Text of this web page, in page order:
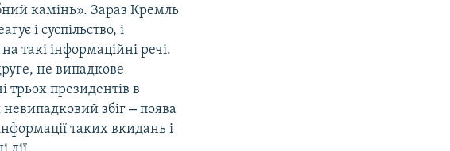
камінь». Зараз Кремль
і суспільство, і
такі інформаційні речі.
не випадкове
трьох президентів в
збіг –поява
таких вкидань і